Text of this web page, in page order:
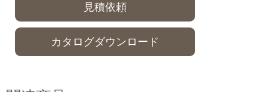
見積依頼
カタログダウンロード